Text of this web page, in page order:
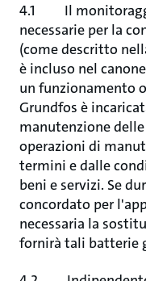
4.1 Il
necessarie per la
(come descritto
è incluso nel
un funzionamento
Grundfos è
manutenzione
operazioni di
termini e dalle
beni e servizi. Se
concordato per
necessaria la
fornirà tali batterie